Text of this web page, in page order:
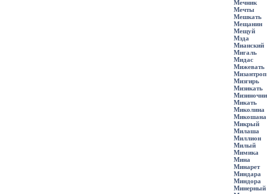
Мечник
Мечты
Мешкать
Мещанин
Мещуй
Мзда
Мианский
Мигаль
Мидас
Мижевать
Мизантроп
Мизгирь
Мизикать
Микать
Миколина
Микошана
Микрый
Милаша
Миллион
Милый
Мимика
Мина
Минарет
Миндара
Миндора
Минерный